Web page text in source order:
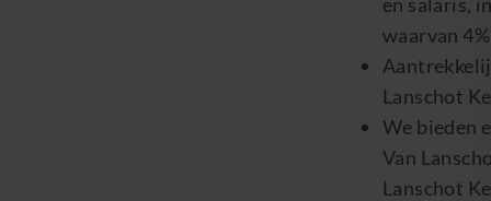
waarvan
Lanschot
We bieden
Van
Lanschot